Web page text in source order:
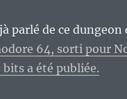
parlé de ce
64, sorti pour
a été publiée.